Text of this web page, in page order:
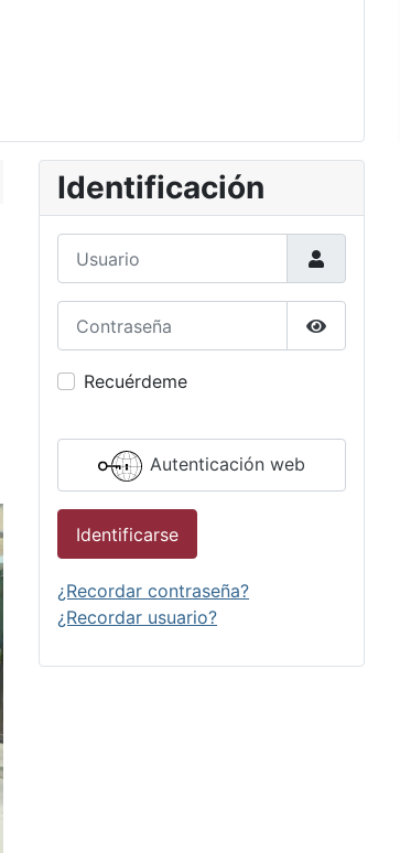
Identificación
Mostrar
Recuérdeme
Autenticación web
Identificarse
¿Recordar contraseña?
¿Recordar usuario?